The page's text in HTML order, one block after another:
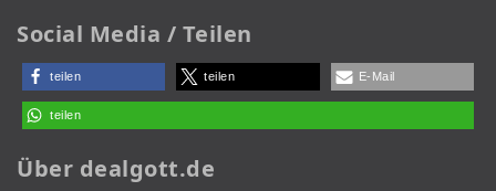
Social Media / Teilen
teilen teilen E-Mail
teilen
Über dealgott.de